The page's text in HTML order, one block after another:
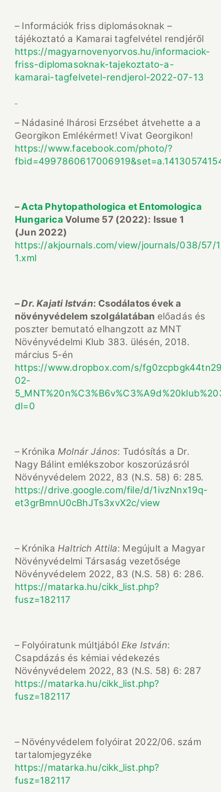
– Információk friss diplomásoknak –
tájékoztató a Kamarai tagfelvétel rendjéről
https://magyarnovenyorvos.hu/informaciok-
friss-diplomasoknak-tajekoztato-a-
kamarai-tagfelvetel-rendjerol-2022-07-13
– Nádasiné Ihárosi Erzsébet átvehette a a
Georgikon Emlékérmet! Vivat Georgikon!
https://www.facebook.com/photo/?
–Acta Phytopathologica et Entomologica
Hungarica Volume 57 (2022): Issue 1
(Jun 2022)
https://akjournals.com/view/journals/038/57/
1.xml
–Dr. Kajati István: Csodálatos éveka
növényvédelem szolgálatában előadás és
poszter bemutató elhangzott az MNT
Növényvédelmi Klub 383. ülésén, 2018.
március 5-én
https://www.dropbox.com/s/
02-
dl=0
– Krónika Molnár János: Tudósítás a Dr.
Nagy Bálint emlékszobor koszorúzásról
Növényvédelem 2022, 83 (N.S. 58) 6: 285.
https://drive.google.com/file/d/1ivzNnx19q-
et3grBmnU0cBhJTs3xvX2c/view
– Krónika Haltrich Attila: Megújult a Magyar
Növényvédelmi Társaság vezetősége
Növényvédelem 2022, 83 (N.S. 58) 6: 286.
https://matarka.hu/cikk_list.php?
fusz=182117
– Folyóiratunk múltjából Eke István:
Csapdázás és kémiai védekezés
Növényvédelem 2022, 83 (N.S. 58) 6: 287
https://matarka.hu/cikk_list.php?
fusz=182117
– Növényvédelem folyóirat 2022/06. szám
tartalomjegyzéke
https://matarka.hu/cikk_list.php?
fusz=182117